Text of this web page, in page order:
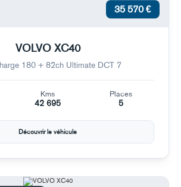
35 570 €
VOLVO XC40
180 + 82ch Ultimate DCT 7
Kms
42 695
Places
5
Découvrir le véhicule